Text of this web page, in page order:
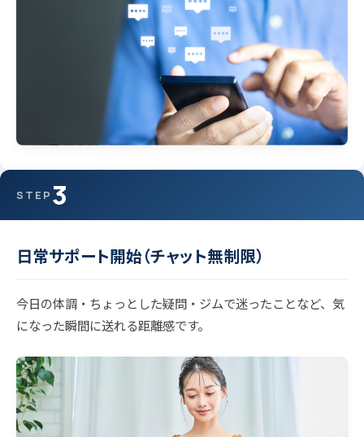
FLOW
STEP 3
日常サポート開始（チャット無制限）
今日の体調・ちょっとした疑問・ジムで迷ったことなど、気
になった瞬間に送れる距離感です。